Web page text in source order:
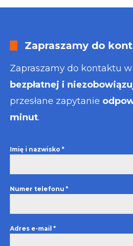
Zapraszamy do
Zapraszamy do kontaktu
bezpłatnej i
przesłane zapytanie
minut.
Imię i nazwisko *
Numer telefonu *
Adres e-mail *